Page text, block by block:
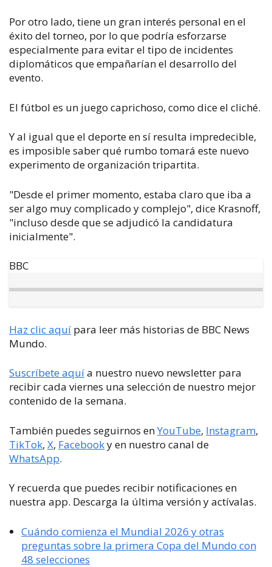
Por otro lado, tiene un gran interés personal en el
éxito del torneo, por lo que podría esforzarse
especialmente para evitar el tipo de incidentes
diplomáticos que empañarían el desarrollo del
evento.
El fútbol es un juego caprichoso, como dice el cliché.
Y al igual que el deporte en sí resulta impredecible,
es imposible saber qué rumbo tomará este nuevo
experimento de organización tripartita.
"Desde el primer momento, estaba claro que iba a
ser algo muy complicado y complejo", dice Krasnoff,
"incluso desde que se adjudicó la candidatura
inicialmente".
BBC
Haz clic aquí para leer más historias de BBC News
Mundo.
Suscríbete aquía nuestro nuevo newsletter para
recibir cada viernes una selección de nuestro mejor
contenido de la semana.
También puedes seguirnos enYouTube, Instagram,
TikTok, X, Facebooky en nuestro canal de
WhatsApp.
Y recuerda que puedes recibir notificaciones en
nuestra app. Descarga la última versión y actívalas.
Cuándo comienza el Mundial 2026 y otras
preguntas sobre la primera Copa del Mundo con
48 selecciones